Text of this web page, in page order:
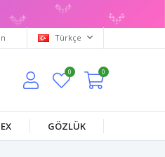
Türkçe
0 0
GÖZLÜK